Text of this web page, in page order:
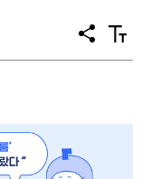
공
유
텍
스